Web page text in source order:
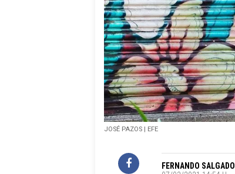
JOSÉ PAZOS | EFE
FERNANDO SALGADO